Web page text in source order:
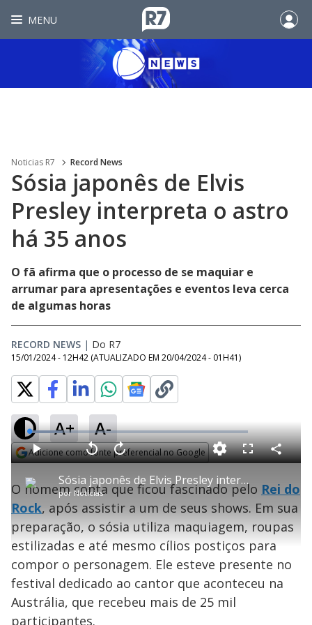
MENU
Noticias R7 Record News
Sósia japonês de Elvis
Presley interpreta o astro
há 35 anos
O fã afirma que o processo de se maquiar e
arrumar para apresentações e eventos leva cerca
de algumas horas
RECORD NEWS | Do R7
15/01/2024 - 12H42 (ATUALIZADO EM 20/04/2024 - 01H41)
A+ A-
Adicione como fonte preferencial no Google
P
l
a
y
Sósia japonês de Elvis Presley interpreta o astro há 35 anos
por Notícias
P V
t
a
r
0
e
g
n
d
s
A
n
ç
a
r
s
e
u
n
o
s
M
L
o
a
d
e
5
.
3
0
F
c
e
C
o
a
r
a
O homem conta que ficou fascinado pelo Rei do
Rock, após assistir a um de seus shows. Em sua
preparação, o sósia utiliza maquiagem, roupas
estilizadas e até mesmo cílios postiços para
compor o personagem. Ele esteve presente no
festival dedicado ao cantor que aconteceu na
Austrália, que recebeu mais de 25 mil
participantes.